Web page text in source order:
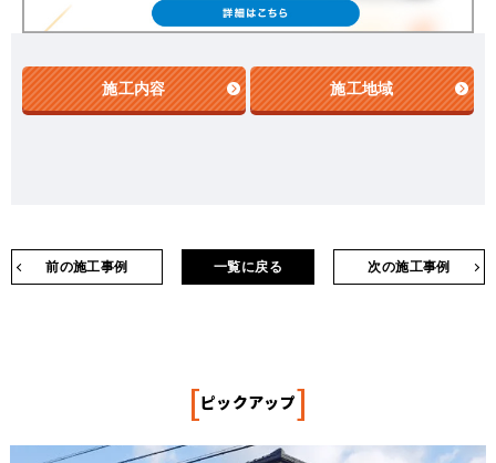
施工内容 施工地域
前の施工事例 次の施工事例
一覧に戻る
[ピックアップ]